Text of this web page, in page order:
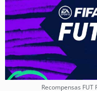
Recompensas FUT